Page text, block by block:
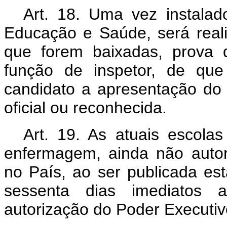
Art. 18. Uma vez
Educação e Saúde, será
que forem baixadas, prova
função de inspetor, de
candidato a apresentação
oficial ou reconhecida.
Art. 19. As atuais
enfermagem, ainda não
no País, ao ser publicada
sessenta dias imediatos
autorização do Poder